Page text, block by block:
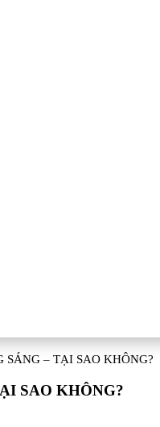
– TẠI SAO KHÔNG?
SAO KHÔNG?